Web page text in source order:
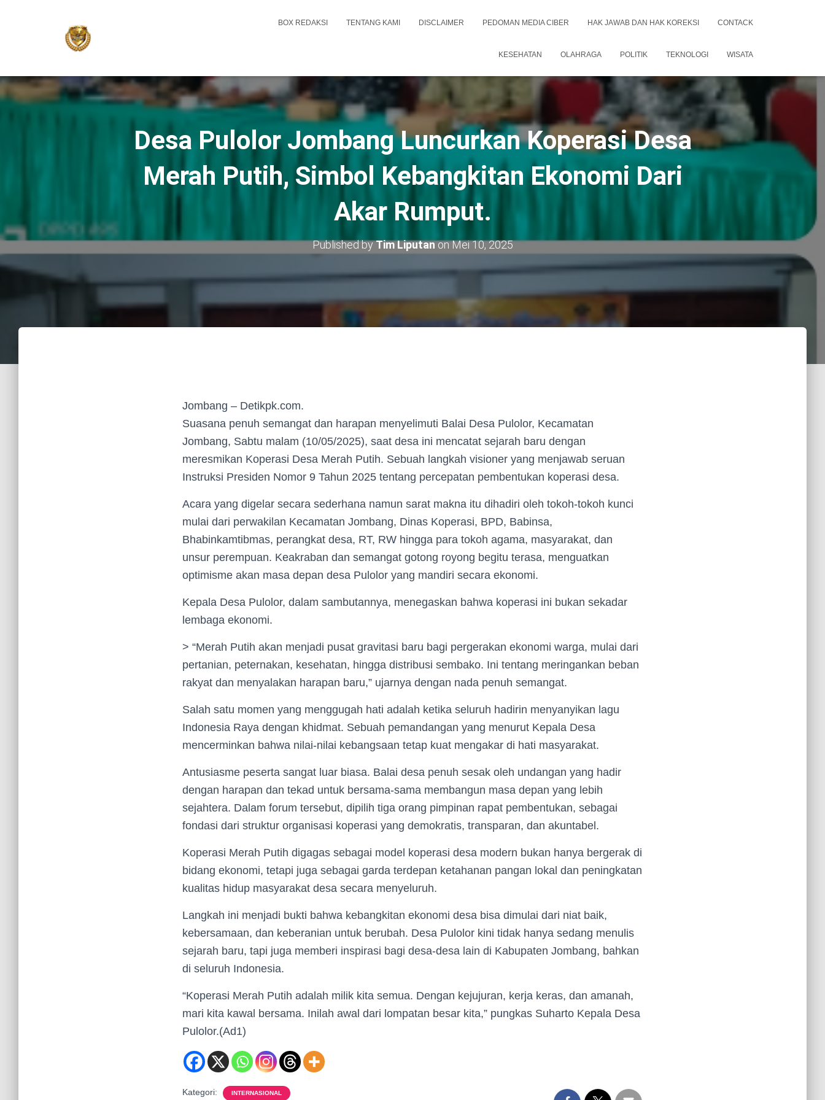
BOX REDAKSI TENTANG KAMI DISCLAIMER PEDOMAN MEDIA CIBER HAK JAWAB DAN HAK KOREKSI CONTACK
KESEHATAN OLAHRAGA POLITIK TEKNOLOGI WISATA
Desa Pulolor Jombang Luncurkan Koperasi Desa
Merah Putih, Simbol Kebangkitan Ekonomi Dari
Akar Rumput.
Published byTim LiputanonMei 10, 2025
Jombang – Detikpk.com.
Suasana penuh semangat dan harapan menyelimuti Balai Desa Pulolor, Kecamatan
Jombang, Sabtu malam (10/05/2025), saat desa ini mencatat sejarah baru dengan
meresmikan Koperasi Desa Merah Putih. Sebuah langkah visioner yang menjawab seruan
Instruksi Presiden Nomor 9 Tahun 2025 tentang percepatan pembentukan koperasi desa.
Acara yang digelar secara sederhana namun sarat makna itu dihadiri oleh tokoh-tokoh kunci
mulai dari perwakilan Kecamatan Jombang, Dinas Koperasi, BPD, Babinsa,
Bhabinkamtibmas, perangkat desa, RT, RW hingga para tokoh agama, masyarakat, dan
unsur perempuan. Keakraban dan semangat gotong royong begitu terasa, menguatkan
optimisme akan masa depan desa Pulolor yang mandiri secara ekonomi.
Kepala Desa Pulolor, dalam sambutannya, menegaskan bahwa koperasi ini bukan sekadar
lembaga ekonomi.
> “Merah Putih akan menjadi pusat gravitasi baru bagi pergerakan ekonomi warga, mulai dari
pertanian, peternakan, kesehatan, hingga distribusi sembako. Ini tentang meringankan beban
rakyat dan menyalakan harapan baru,” ujarnya dengan nada penuh semangat.
Salah satu momen yang menggugah hati adalah ketika seluruh hadirin menyanyikan lagu
Indonesia Raya dengan khidmat. Sebuah pemandangan yang menurut Kepala Desa
mencerminkan bahwa nilai-nilai kebangsaan tetap kuat mengakar di hati masyarakat.
Antusiasme peserta sangat luar biasa. Balai desa penuh sesak oleh undangan yang hadir
dengan harapan dan tekad untuk bersama-sama membangun masa depan yang lebih
sejahtera. Dalam forum tersebut, dipilih tiga orang pimpinan rapat pembentukan, sebagai
fondasi dari struktur organisasi koperasi yang demokratis, transparan, dan akuntabel.
Koperasi Merah Putih digagas sebagai model koperasi desa modern bukan hanya bergerak di
bidang ekonomi, tetapi juga sebagai garda terdepan ketahanan pangan lokal dan peningkatan
kualitas hidup masyarakat desa secara menyeluruh.
Langkah ini menjadi bukti bahwa kebangkitan ekonomi desa bisa dimulai dari niat baik,
kebersamaan, dan keberanian untuk berubah. Desa Pulolor kini tidak hanya sedang menulis
sejarah baru, tapi juga memberi inspirasi bagi desa-desa lain di Kabupaten Jombang, bahkan
di seluruh Indonesia.
“Koperasi Merah Putih adalah milik kita semua. Dengan kejujuran, kerja keras, dan amanah,
mari kita kawal bersama. Inilah awal dari lompatan besar kita,” pungkas Suharto Kepala Desa
Pulolor.(Ad1)
Kategori: INTERNASIONAL